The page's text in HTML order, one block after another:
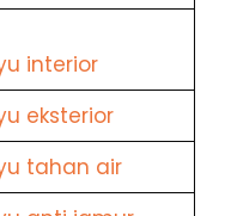
interior
eksterior
tahan air